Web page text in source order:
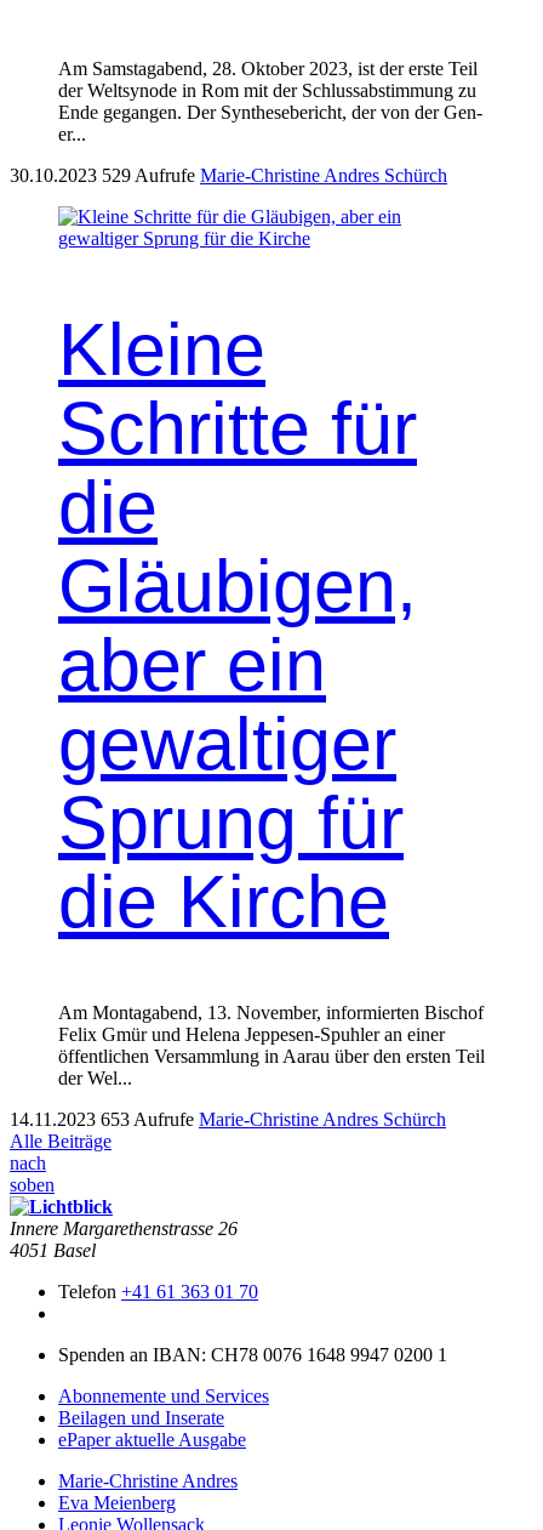
Am Sam­stagabend, 28. Okto­ber 2023, ist der erste Teil
der Welt­syn­ode in Rom mit der Schlussab­stim­mung zu
Ende gegan­gen. Der Syn­the­se­bericht, der von der Gen­
er...
30.10.2023 529 Aufrufe Marie-Christine Andres Schürch
Kleine
Schritte für
die
Gläubigen,
aber ein
gewaltiger
Sprung für
die Kirche
Am Mon­tagabend, 13. Novem­ber, informierten Bischof
Felix Gmür und Hele­na Jeppe­sen-Spuh­ler an ein­er
öffentlichen Ver­samm­lung in Aarau über den ersten Teil
der Wel...
14.11.2023 653 Aufrufe Marie-Christine Andres Schürch
Alle Beiträge
nach
soben
Innere Mar­garethen­strasse 26
4051 Basel
Telefon +41 61 363 01 70
Spenden an IBAN: CH78 0076 1648 9947 0200 1
Abonnemente und Services
Beilagen und Inserate
ePaper aktuelle Ausgabe
Marie-Christine Andres
Eva Meienberg
Leonie Wollensack